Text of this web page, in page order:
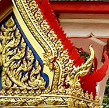
รรม